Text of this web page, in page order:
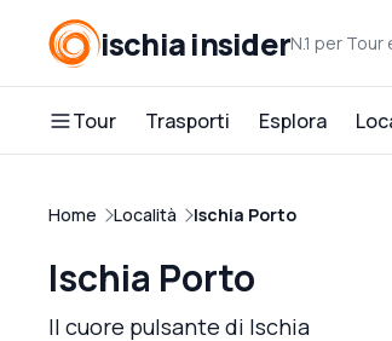
ischia insiderN.1 per
Tour Trasporti Esplora
Home Località Ischia Porto
Ischia Porto
Il cuore pulsante di Ischia